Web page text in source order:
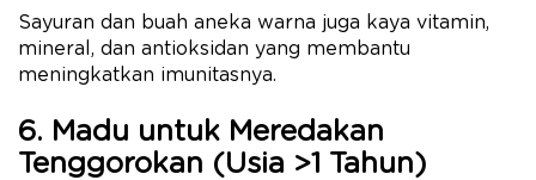
Sayuran dan buah aneka warna juga kaya vitamin,
mineral, dan antioksidan yang membantu
meningkatkan imunitasnya.
6. Madu untuk Meredakan
Tenggorokan (Usia >1 Tahun)